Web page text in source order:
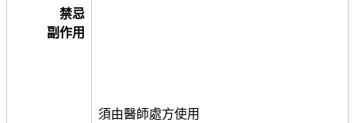
禁忌
副作用
須由醫師處方使用